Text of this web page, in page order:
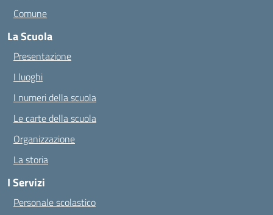
Comune
La Scuola
Presentazione
I luoghi
I numeri della scuola
Le carte della scuola
Organizzazione
La storia
I Servizi
Personale scolastico